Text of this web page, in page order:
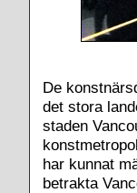
De
det stora
staden
har kunnat
betrakta